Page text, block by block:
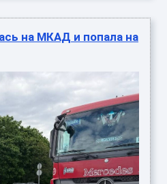
на МКАД и попала на